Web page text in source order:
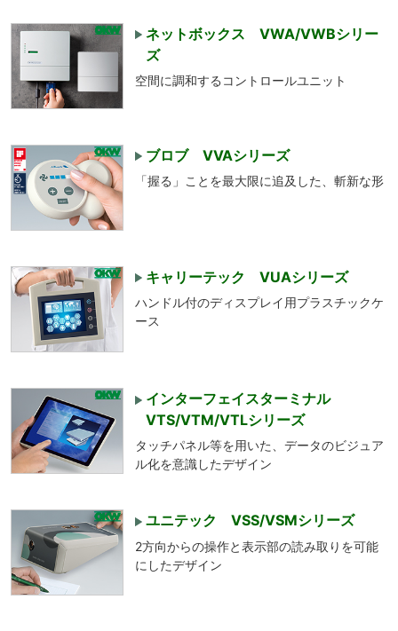
ネットボックス VWA/VWBシリー
ズ
空間に調和するコントロールユニット
ブロブ VVAシリーズ
「握る」ことを最大限に追及した、斬新な形
キャリーテック VUAシリーズ
ハンドル付のディスプレイ用プラスチックケ
ース
インターフェイスターミナル
VTS/VTM/VTLシリーズ
タッチパネル等を用いた、データのビジュア
ル化を意識したデザイン
ユニテック VSS/VSMシリーズ
2方向からの操作と表示部の読み取りを可能
にしたデザイン